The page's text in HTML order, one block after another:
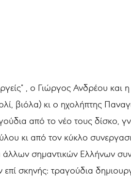
, ο Γιώργος Ανδρέου
βιόλα) κι ο ηχολήπτης
από το νέο τους
κι από τον κύκλο
σημαντικών Ελλήνων
σκηνής: τραγούδια